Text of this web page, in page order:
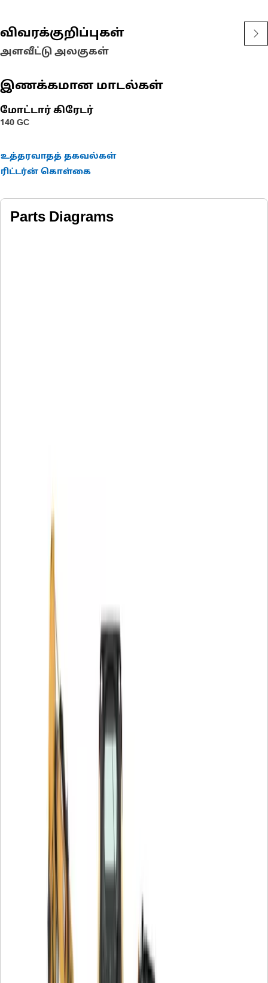
tube; two braids of special high tensile steel wire reinforcement
separated by a synthetic rubber layer. The outer cover is oil,
weather, and abrasion resistant synthetic rubber.
விவரக்குறிப்புகள்
அளவீட்டு அலகுகள்
இணக்கமான மாடல்கள்
மோட்டார் கிரேடர்
140 GC
உத்தரவாதத் தகவல்கள்
ரிட்டர்ன் கொள்கை
Parts Diagrams